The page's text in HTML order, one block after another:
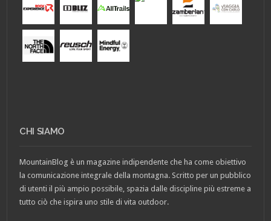
CHI SIAMO
MountainBlog è un magazine indipendente che ha come obiettivo
la comunicazione integrale della montagna. Scritto per un pubblico
di utenti il più ampio possibile, spazia dalle discipline più estreme a
tutto ciò che ispira uno stile di vita outdoor.